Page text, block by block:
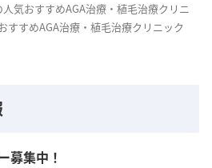
気おすすめAGA治療・植毛治療クリニ
すすめAGA治療・植毛治療クリニック
募集中！